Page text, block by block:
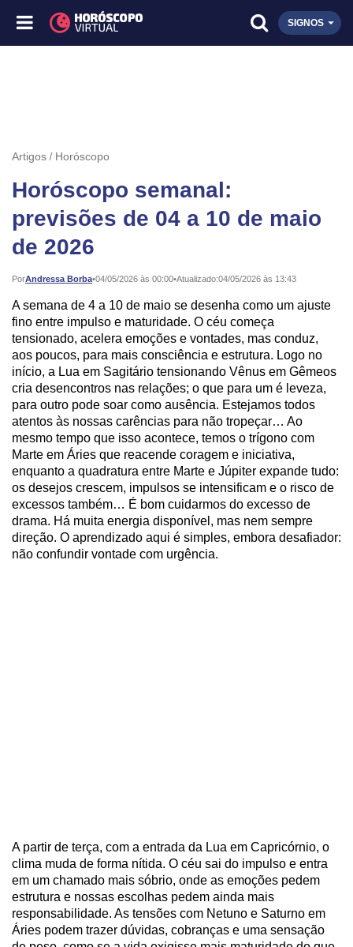
SIGNOS
Artigos Horóscopo
Horóscopo semanal:
previsões de 04 a 10 de maio
de 2026
PorAndressa Borba•
Publicado: 04/05/2026 às 00:00•Atualizado:04/05/2026 às 13:43
A semana de 4 a 10 de maio se desenha como um ajuste
fino entre impulso e maturidade. O céu começa
tensionado, acelera emoções e vontades, mas conduz,
aos poucos, para mais consciência e estrutura. Logo no
início, a Lua em Sagitário tensionando Vênus em Gêmeos
cria desencontros nas relações; o que para um é leveza,
para outro pode soar como ausência. Estejamos todos
atentos às nossas carências para não tropeçar… Ao
mesmo tempo que isso acontece, temos o trígono com
Marte em Áries que reacende coragem e iniciativa,
enquanto a quadratura entre Marte e Júpiter expande tudo:
os desejos crescem, impulsos se intensificam e o risco de
excessos também… É bom cuidarmos do excesso de
drama. Há muita energia disponível, mas nem sempre
direção. O aprendizado aqui é simples, embora desafiador:
não confundir vontade com urgência.
A partir de terça, com a entrada da Lua em Capricórnio, o
clima muda de forma nítida. O céu sai do impulso e entra
em um chamado mais sóbrio, onde as emoções pedem
estrutura e nossas escolhas pedem ainda mais
responsabilidade. As tensões com Netuno e Saturno em
Áries podem trazer dúvidas, cobranças e uma sensação